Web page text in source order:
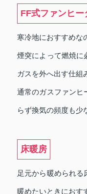
FF式ファンヒー
寒冷地におすすめな
煙突によって燃焼に
ガスを外へ出す仕組
通常のガスファンヒ
らず換気の頻度も少
床暖房
足元から暖められる
暖めたいときにおす